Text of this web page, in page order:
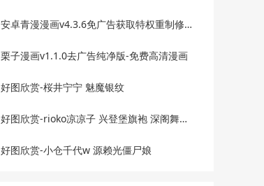
安卓青漫漫画v4.3.6免广告获取特权重制修复版
栗子漫画v1.1.0去广告纯净版-免费高清漫画
好图欣赏-桜井宁宁 魅魔银纹
好图欣赏-rioko凉凉子 兴登堡旗袍 深阁舞戏
好图欣赏-小仓千代w 源赖光僵尸娘